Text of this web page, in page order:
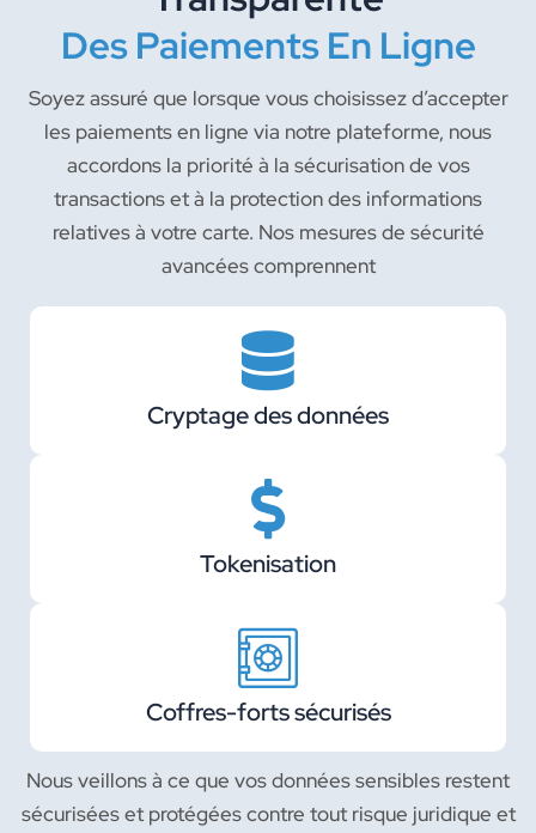
Des Paiements En Ligne
Soyez assuré que lorsque vous choisissez d’accepter
les paiements en ligne via notre plateforme, nous
accordons la priorité à la sécurisation de vos
transactions et à la protection des informations
relatives à votre carte. Nos mesures de sécurité
avancées comprennent
Cryptage des données
Tokenisation
Coffres-forts sécurisés
Nous veillons à ce que vos données sensibles restent
sécurisées et protégées contre tout risque juridique et